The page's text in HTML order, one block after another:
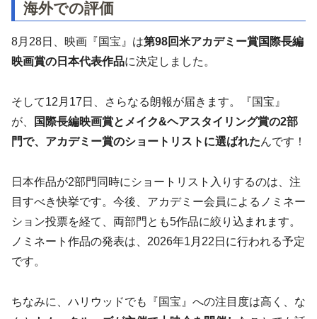
海外での評価
8月28日、映画『国宝』は第98回米アカデミー賞国際長編
映画賞の日本代表作品に決定しました。
そして12月17日、さらなる朗報が届きます。『国宝』
が、
国際長編映画賞とメイク&ヘアスタイリング賞の2部
門で、アカデミー賞のショートリストに選ばれたんです！
日本作品が2部門同時にショートリスト入りするのは、注
目すべき快挙です。今後、アカデミー会員によるノミネー
ション投票を経て、両部門とも5作品に絞り込まれます。
ノミネート作品の発表は、2026年1月22日に行われる予定
です。
ちなみに、ハリウッドでも『国宝』への注目度は高く、な